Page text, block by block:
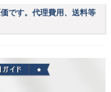
です。代理費用、送料等